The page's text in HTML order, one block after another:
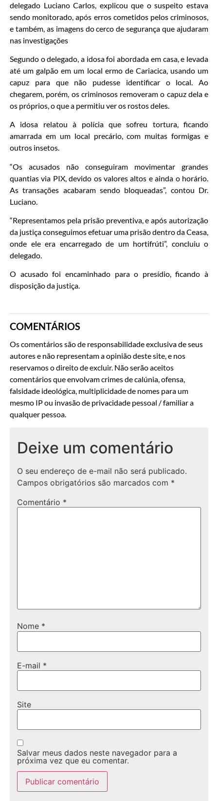
delegado Luciano Carlos, explicou que o suspeito estava
sendo monitorado, após erros cometidos pelos criminosos,
e também, as imagens do cerco de segurança que ajudaram
nas investigações
Segundo o delegado, a idosa foi abordada em casa, e levada
até um galpão em um local ermo de Cariacica, usando um
capuz para que não pudesse identificar o local. Ao
chegarem, porém, os criminosos removeram o capuz dela e
os próprios, o que a permitiu ver os rostos deles.
A idosa relatou à polícia que sofreu tortura, ficando
amarrada em um local precário, com muitas formigas e
outros insetos.
“Os acusados não conseguiram movimentar grandes
quantias via PIX, devido os valores altos e ainda o horário.
As transações acabaram sendo bloqueadas”, contou Dr.
Luciano.
“Representamos pela prisão preventiva, e após autorização
da justiça conseguimos efetuar uma prisão dentro da Ceasa,
onde ele era encarregado de um hortifrúti”, concluiu o
delegado.
O acusado foi encaminhado para o presídio, ficando à
disposição da justiça.
COMENTÁRIOS
Os comentários são de responsabilidade exclusiva de seus
autores e não representam a opinião deste site, e nos
reservamos o direito de excluir. Não serão aceitos
comentários que envolvam crimes de calúnia, ofensa,
falsidade ideológica, multiplicidade de nomes para um
mesmo IP ou invasão de privacidade pessoal / familiar a
qualquer pessoa.
Deixe um comentário
O seu endereço de e-mail não será publicado.
Campos obrigatórios são marcados com *
Comentário *
Nome *
E-mail *
Site
Salvar meus dados neste navegador para a
próxima vez que eu comentar.